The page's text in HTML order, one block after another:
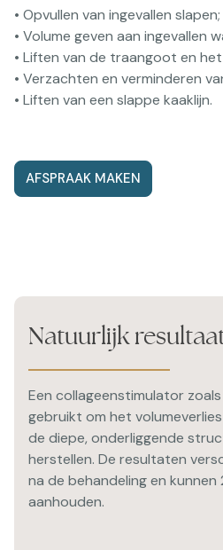
• Opvullen van ingevallen slapen;
• Volume geven aan ingevallen
• Liften van de traangoot en
• Verzachten en verminderen
• Liften van een slappe kaaklijn.
AFSPRAAK MAKEN
Natuurlijk
Een collageenstimulator
gebruikt om het
de diepe, onderliggende
herstellen. De resultaten
na de behandeling en
aanhouden.